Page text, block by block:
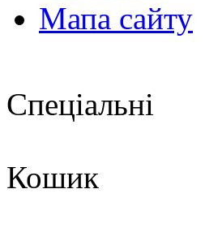
Мапа сайту
Спеціальні
Кошик